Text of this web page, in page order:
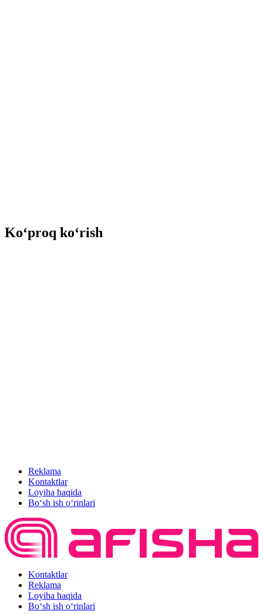
Ko‘proq ko‘rish
Reklama
Kontaktlar
Loyiha haqida
Bo‘sh ish o‘rinlari
Kontaktlar
Reklama
Loyiha haqida
Bo‘sh ish o‘rinlari